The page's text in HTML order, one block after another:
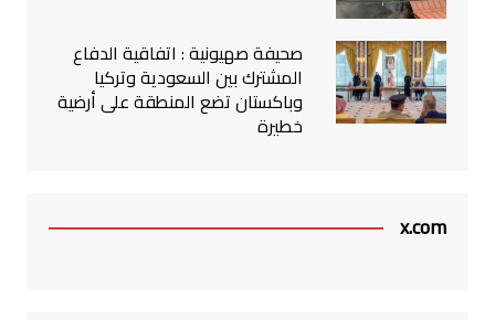
صحيفة صهيونية : اتفاقية الدفاع
المشترك بين السعودية وتركيا
وباكستان تضع المنطقة على أرضية
خطيرة
x.com